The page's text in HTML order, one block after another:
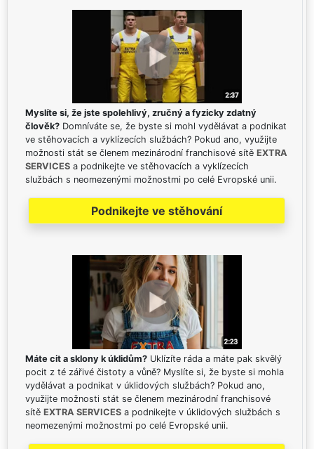
Myslíte si, že jste spolehlivý, zručný a fyzicky zdatný
člověk? Domníváte se, že byste si mohl vydělávat a podnikat
ve stěhovacích a vyklízecích službách? Pokud ano, využijte
možnosti stát se členem mezinárodní franchisové sítě EXTRA
SERVICES a podnikejte ve stěhovacích a vyklízecích
službách s neomezenými možnostmi po celé Evropské unii.
Podnikejte ve stěhování
Máte cit a sklony k úklidům? Uklízíte ráda a máte pak skvělý
pocit z té zářivé čistoty a vůně? Myslíte si, že byste si mohla
vydělávat a podnikat v úklidových službách? Pokud ano,
využijte možnosti stát se členem mezinárodní franchisové
sítě EXTRA SERVICES a podnikejte v úklidových službách s
neomezenými možnostmi po celé Evropské unii.